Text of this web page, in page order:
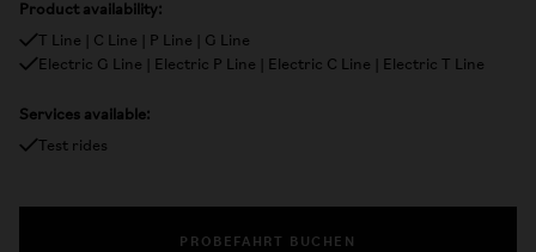
Product availability:
T Line | C Line | P Line | G Line
Electric G Line | Electric P Line | Electric C Line | Electric T Line
Services available:
Test rides
PROBEFAHRT BUCHEN